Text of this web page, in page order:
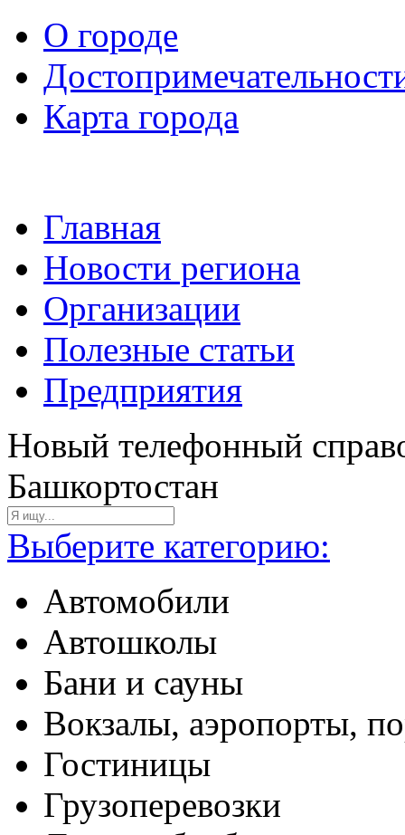
О городе
Карта города
Главная
Новости региона
Организации
Полезные статьи
Предприятия
Новый телефонный
Башкортостан
Выберите категорию:
Автомобили
Автошколы
Бани и сауны
Вокзалы, аэропорты,
Гостиницы
Грузоперевозки